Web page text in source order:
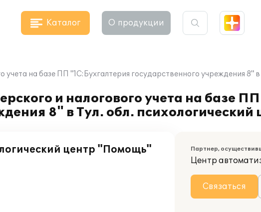
Каталог О продукции
учета на базе ПП "1С:Бухгалтерия государственного учреждения
и налогового учета на базе
8" в Тул. обл.
центр "Помощь" Партнер,
Центр
Связаться